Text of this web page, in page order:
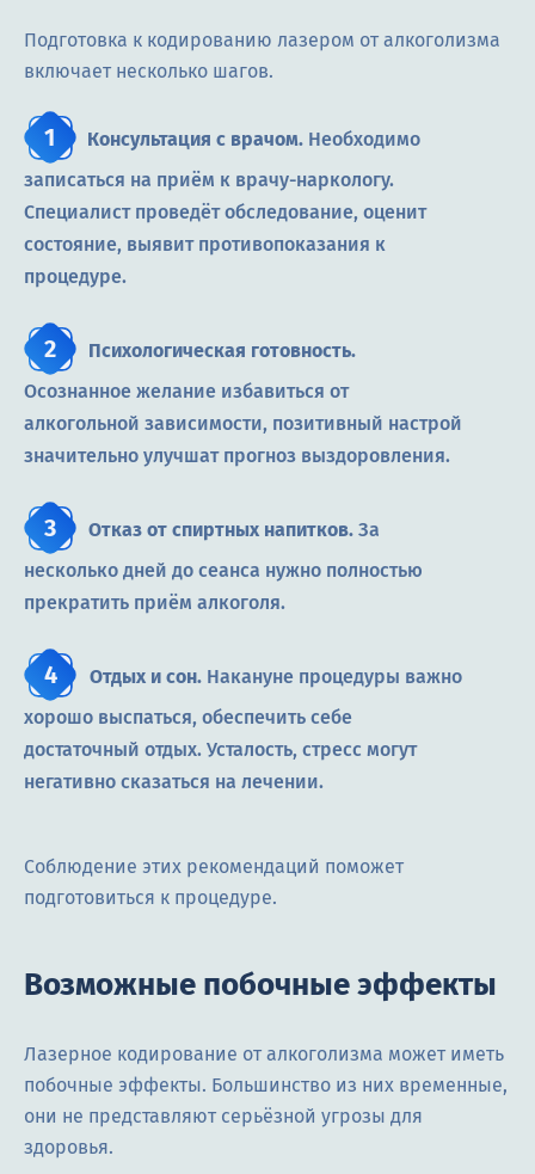
Подготовка к кодированию лазером от алкоголизма
включает несколько шагов.
Консультация с врачом. Необходимо
записаться на приём к врачу-наркологу.
Специалист проведёт обследование, оценит
состояние, выявит противопоказания к
процедуре.
Психологическая готовность.
Осознанное желание избавиться от
алкогольной зависимости, позитивный настрой
значительно улучшат прогноз выздоровления.
Отказ от спиртных напитков. За
несколько дней до сеанса нужно полностью
прекратить приём алкоголя.
Отдых и сон. Накануне процедуры важно
хорошо выспаться, обеспечить себе
достаточный отдых. Усталость, стресс могут
негативно сказаться на лечении.
Соблюдение этих рекомендаций поможет
подготовиться к процедуре.
Возможные побочные эффекты
Лазерное кодирование от алкоголизма может иметь
побочные эффекты. Большинство из них временные,
они не представляют серьёзной угрозы для
здоровья.